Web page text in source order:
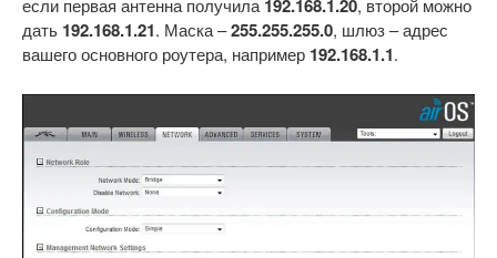
192.168.1.20
дать 192.168.1.21. Маска –255.255.255.0, шлюз – адрес
вашего основного роутера, например 192.168.1.1.